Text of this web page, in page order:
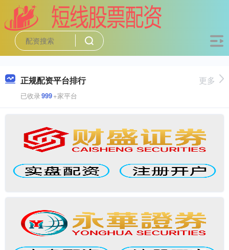
正规配资平台排行
已收录999+家平台
更多